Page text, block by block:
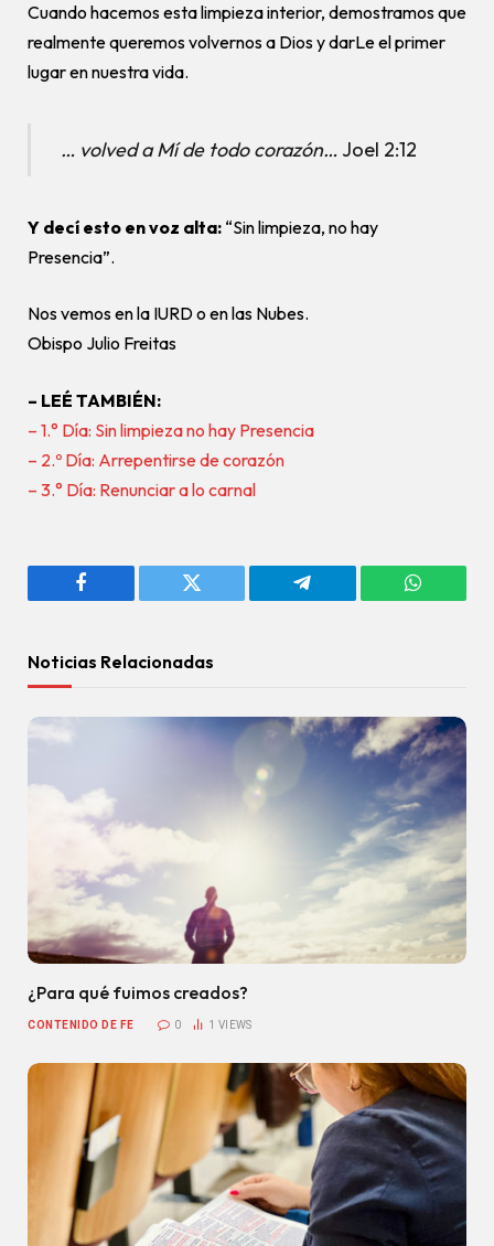
Cuando hacemos esta limpieza interior, demostramos que
realmente queremos volvernos a Dios y darLe el primer
lugar en nuestra vida.
… volved a Mí de todo corazón…Joel 2:12
Y decí esto en voz alta: “Sin limpieza, no hay
Presencia”.
Nos vemos en la IURD o en las Nubes.
Obispo Julio Freitas
– LEÉ TAMBIÉN:
– 1.° Día: Sin limpieza no hay Presencia
– 2.º Día: Arrepentirse de corazón
– 3.° Día: Renunciar a lo carnal
Facebook Twitter Telegram
Noticias Relacionadas
¿Para qué fuimos creados?
CONTENIDO DE FE 0 1VIEWS